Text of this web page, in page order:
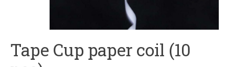
Tape Cup paper coil (10